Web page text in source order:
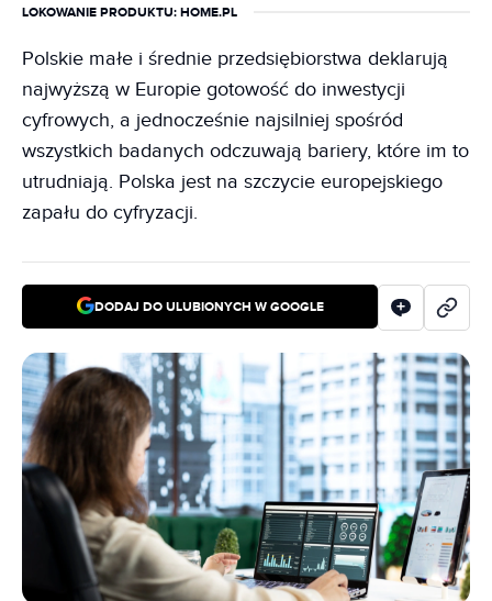
LOKOWANIE PRODUKTU: HOME.PL
Polskie małe i średnie przedsiębiorstwa deklarują
najwyższą w Europie gotowość do inwestycji
cyfrowych, a jednocześnie najsilniej spośród
wszystkich badanych odczuwają bariery, które im to
utrudniają. Polska jest na szczycie europejskiego
zapału do cyfryzacji.
DODAJ DO ULUBIONYCH W GOOGLE